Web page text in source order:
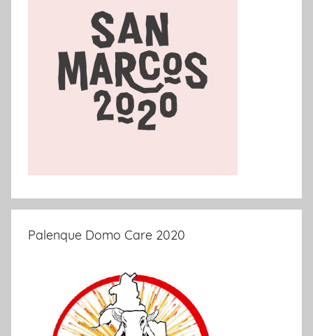
Palenque Domo Care 2020